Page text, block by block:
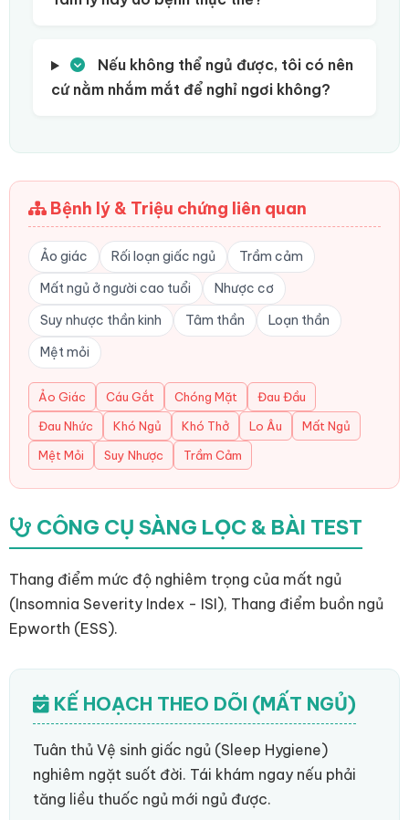
Nếu không thể ngủ được, tôi có nên
cứ nằm nhắm mắt để nghỉ ngơi không?
Bệnh lý & Triệu chứng liên quan
Ảo giác Rối loạn giấc ngủ
Trầm cảm
Mất ngủ ở người cao tuổi
Nhược cơ
Suy nhược thần kinh
Tâm thần
Loạn thần
Mệt mỏi
Ảo Giác Cáu Gắt Chóng Mặt
Đau Đầu
Đau Nhức
Khó Ngủ Khó Thở Lo Âu
Mất Ngủ
Mệt Mỏi
Suy Nhược Trầm Cảm
CÔNG CỤ SÀNG LỌC & BÀI TEST
Thang điểm mức độ nghiêm trọng của mất ngủ
(Insomnia Severity Index - ISI), Thang điểm buồn ngủ
Epworth (ESS).
KẾ HOẠCH THEO DÕI (MẤT NGỦ)
Tuân thủ Vệ sinh giấc ngủ (Sleep Hygiene)
nghiêm ngặt suốt đời. Tái khám ngay nếu phải
tăng liều thuốc ngủ mới ngủ được.